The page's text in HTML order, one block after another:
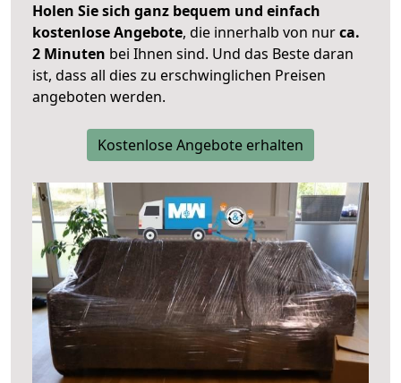
Holen Sie sich ganz bequem und einfach
kostenlose Angebote, die innerhalb von nurca.
2 Minuten bei Ihnen sind. Und das Beste daran
ist, dass all dies zu erschwinglichen Preisen
angeboten werden.
Kostenlose Angebote erhalten